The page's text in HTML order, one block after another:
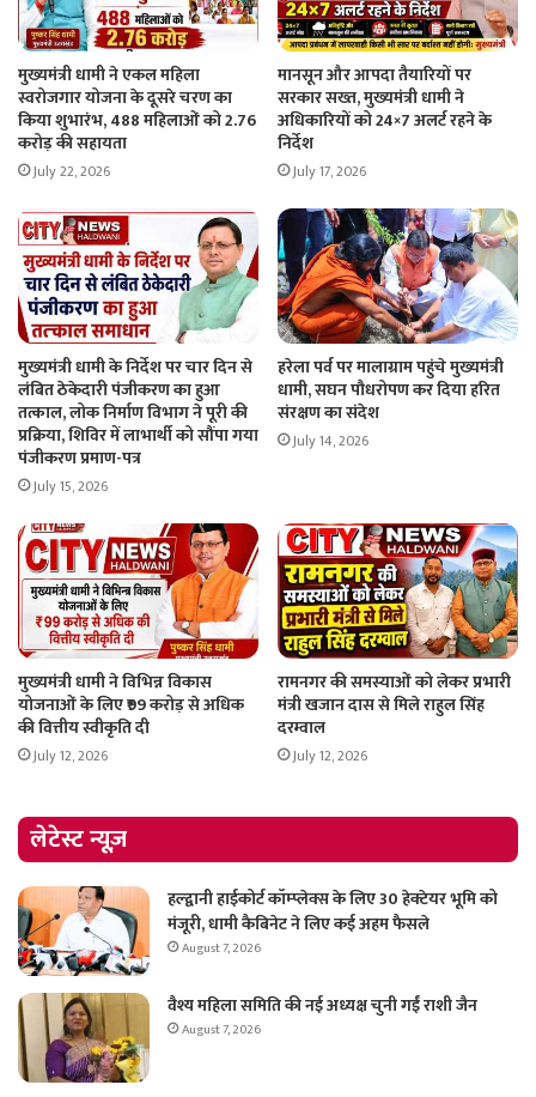
मुख्यमंत्री धामी ने एकल महिला
स्वरोजगार योजना के दूसरे चरण का
किया शुभारंभ, 488 महिलाओं को 2.76
करोड़ की सहायता
July 22, 2026
मानसून और आपदा तैयारियों पर
सरकार सख्त, मुख्यमंत्री धामी ने
अधिकारियों को 24×7 अलर्ट रहने के
निर्देश
July 17, 2026
मुख्यमंत्री धामी के निर्देश पर चार दिन से
लंबित ठेकेदारी पंजीकरण का हुआ
तत्काल, लोक निर्माण विभाग ने पूरी की
प्रक्रिया, शिविर में लाभार्थी को सौंपा गया
पंजीकरण प्रमाण-पत्र
July 15, 2026
हरेला पर्व पर मालाग्राम पहुंचे मुख्यमंत्री
धामी, सघन पौधरोपण कर दिया हरित
संरक्षण का संदेश
July 14, 2026
मुख्यमंत्री धामी ने विभिन्न विकास
योजनाओं के लिए ₹99 करोड़ से अधिक
की वित्तीय स्वीकृति दी
July 12, 2026
रामनगर की समस्याओं को लेकर प्रभारी
मंत्री खजान दास से मिले राहुल सिंह
दरम्वाल
July 12, 2026
लेटेस्ट न्यूज़
हल्द्वानी हाईकोर्ट कॉम्प्लेक्स के लिए 30 हेक्टेयर भूमि को
मंजूरी, धामी कैबिनेट ने लिए कई अहम फैसले
August 7, 2026
वैश्य महिला समिति की नई अध्यक्ष चुनी गईं राशी जैन
August 7, 2026